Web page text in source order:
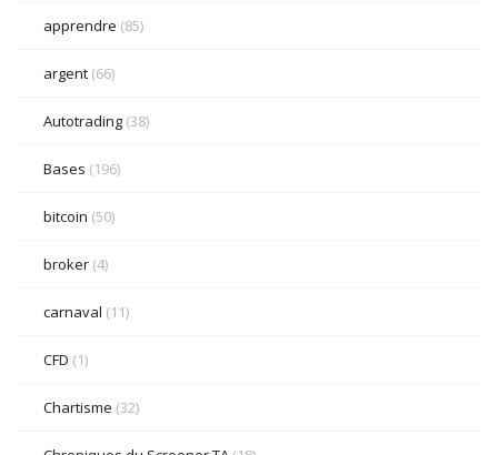
apprendre (85)
argent (66)
Autotrading (38)
Bases (196)
bitcoin (50)
broker (4)
carnaval (11)
CFD (1)
Chartisme (32)